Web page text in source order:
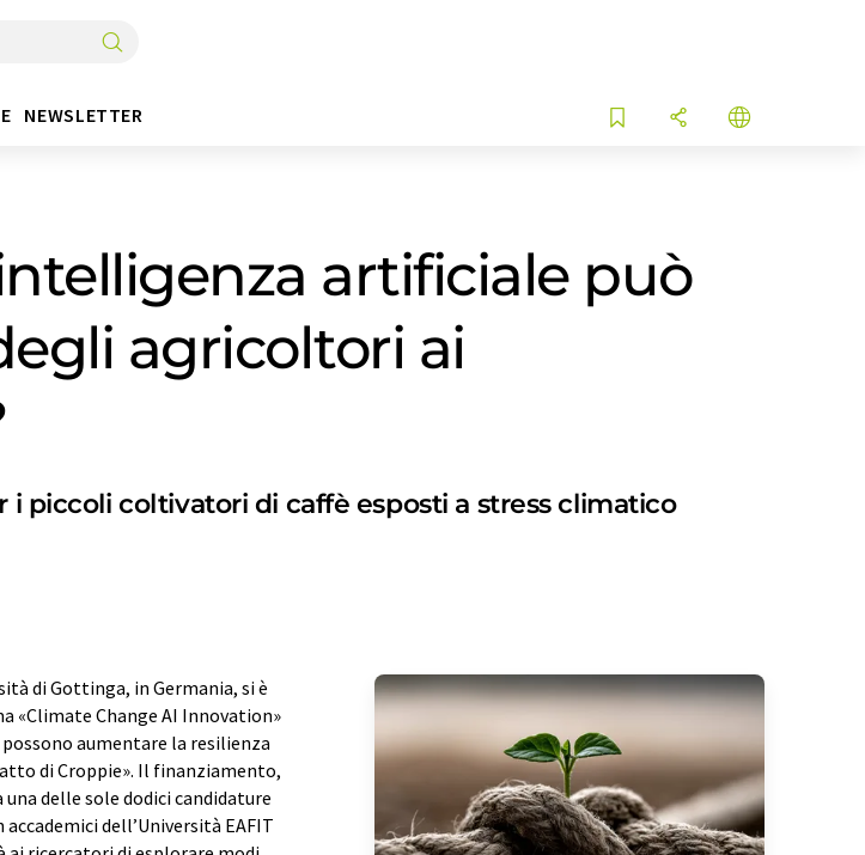
NEWSLETTER
artificiale può
agricoltori ai
piccoli coltivatori di caffè esposti a stress climatico
di Gottinga, in Germania, si è
«Climate Change AI Innovation»
aumentare la resilienza
di Croppie». Il finanziamento,
delle sole dodici candidature
dell’Università EAFIT